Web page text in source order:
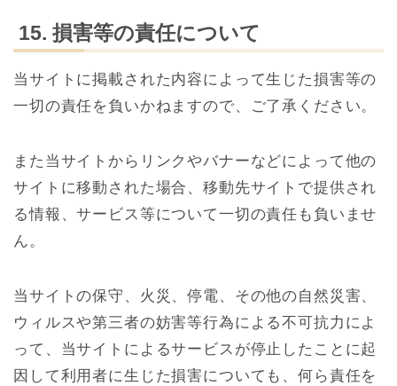
15. 損害等の責任について
当サイトに掲載された内容によって生じた損害等の
一切の責任を負いかねますので、ご了承ください。
また当サイトからリンクやバナーなどによって他の
サイトに移動された場合、移動先サイトで提供され
る情報、サービス等について一切の責任も負いませ
ん。
当サイトの保守、火災、停電、その他の自然災害、
ウィルスや第三者の妨害等行為による不可抗力によ
って、当サイトによるサービスが停止したことに起
因して利用者に生じた損害についても、何ら責任を